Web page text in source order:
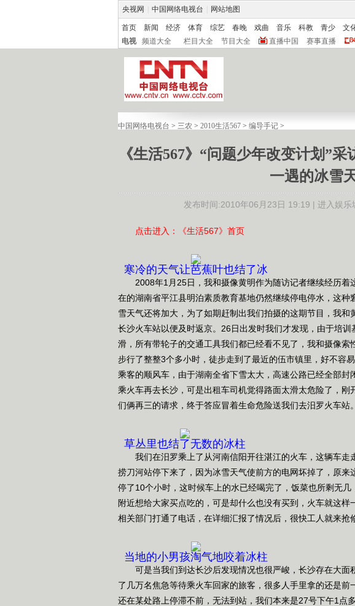
央视网 中国网络电视台 网站地图
首页 新闻 经济 体育 综艺 春晚 戏曲 音乐 科教 青少 文
电视
频道大全 栏目大全 节目大全 直播中国 赛事直播
中国网络电视台 > 三农 > 2010生活567 > 编导手记 >
《生活567》“问题少年改变计划”
一遇的冰雪
发布时间:2010年06月23日 19:19 | 进入娱乐
点击进入：《生活567》首页
寒冷的天气让芭蕉叶也结了冰
2008年1月25日，我和摄像黄明作为随访记者继续经历着
在的湖南省平江县明泊素质教育基地仍然继续停电停水，这
雪天气还将加大，为了如期赶制出我们拍摄的这期节目，我
长沙火车站以便及时返京。26日出发时我们才发现，由于培
滑，所有带轮子的交通工具我们都已经看不见了，我和摄像
步行了整整3个多小时，徒步走到了最近的伍市镇里，好不容
乘客的顺风车，由于湖南全省下雪太大，高速公路已经全部封
乘火车再去长沙，可是出租车司机觉得路面太滑太危险了，
们俩再三的请求，终于答应冒着生命危险送我们去汨罗火车站。
草丛里也结了无数的冰柱
我们在汨罗乘上了从河南信阳开往湛江的火车，这辆车走
捞刀河站停下来了，因为冰雪天气使前方的电网坏掉了，原
停了10个小时，这时候车上的水已经喝完了，饭菜也所剩无
附近想给大家买点吃的，可是却什么也没有买到，火车就这
相关部门打通了电话，在详细汇报了情况后，很快工人就来抢
当地的小男孩淘气地咬着冰柱
可是当我们到达长沙后发现情况也很严峻，长沙存在大面
了几万名焦急等待乘火车回家的旅客，很多人手里拿的还是
还在某处路上停滞不前，无法到站，我们本来是27号下午1点